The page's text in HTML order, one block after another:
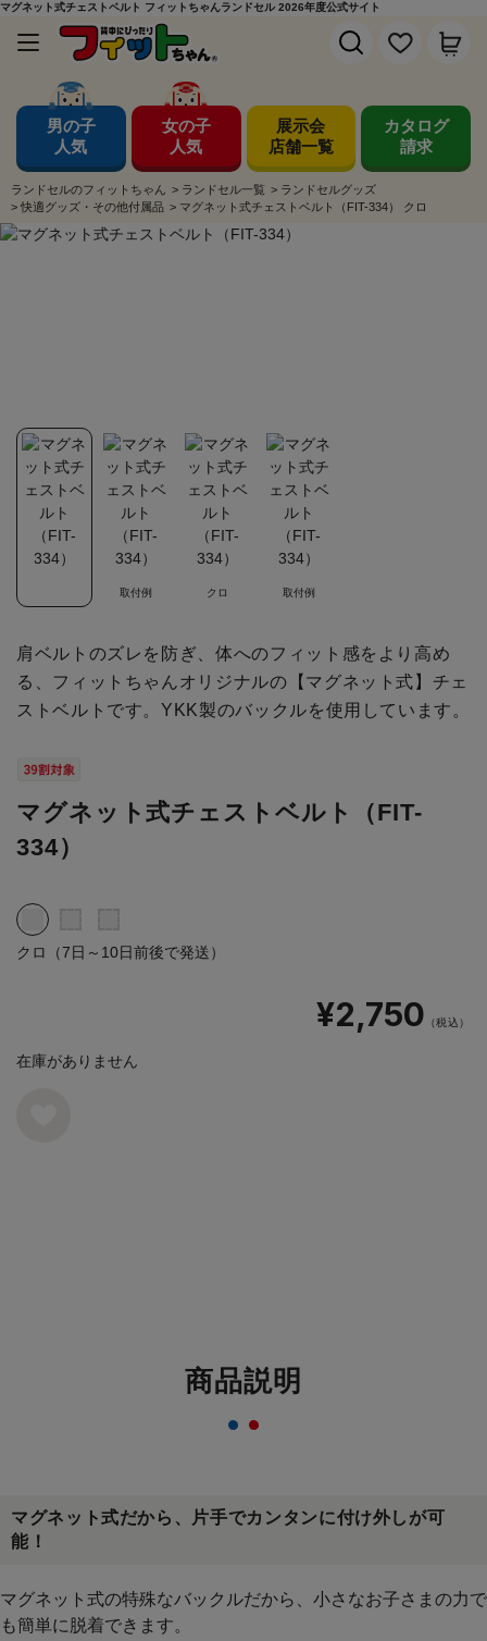
マグネット式チェストベルト フィットちゃんランドセル 2026年度公式サイト
男の子
人気
女の子
人気
展示会
店舗一覧
カタログ
請求
ランドセルのフィットちゃん > ランドセル一覧 > ランドセルグッズ
> 快適グッズ・その他付属品 > マグネット式チェストベルト（FIT-334） クロ
取付例 クロ 取付例
肩ベルトのズレを防ぎ、体へのフィット感をより高め
る、フィットちゃんオリジナルの【マグネット式】チェ
ストベルトです。YKK製のバックルを使用しています。
マグネット式チェストベルト（FIT-
334）
クロ（7日～10日前後で発送）
¥2,750 （税込）
在庫がありません
商品説明
マグネット式だから、片手でカンタンに付け外しが可
能！
マグネット式の特殊なバックルだから、小さなお子さまの力で
も簡単に脱着できます。